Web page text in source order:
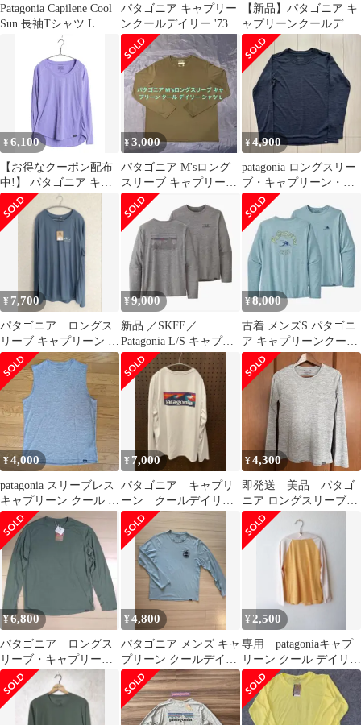
Patagonia Capilene Cool
Sun 長袖Tシャツ L
パタゴニア キャプリー
ンクールデイリー '73ス
カイライン S
【新品】パタゴニア キ
ャプリーンクールデイ
リー グラフィックシャ
ツ ロング
¥6,100
【お得なクーポン配布
中!】 パタゴニア キャ
プリーン 長袖 Tシャツ
レディース S / 19年製
アウトドア ロンT スト
レッチ アンダーシャツ
カットソー インナー パ
¥3,000
パタゴニア M'sロング
スリーブ キャプリーン
クール デイリー シャツ
L 黒
¥4,900
patagonia ロングスリー
ブ・キャプリーン・ク
ール・デイリー・シャ
ツ XS
¥ 7,700
パタゴニア ロングス
リーブ キャプリーン ク
ール トレイル グラフィ
ック シャツ
¥ 9,000
新品 ／SKFE／
Patagonia L/S キャプリ
ーン クールデイリー
¥ 8,000
古着 メンズS パタゴニ
ア キャプリーンクール
デイリー グラフィック
長袖 水色
¥4,000
patagonia スリーブレス
キャプリーン クール デ
イリー M グレー
¥ 7,000
パタゴニア キャプリ
ーン クールデイリ
ー・グラフィックシャ
ツ L ホワイト
¥4,300
即発送 美品 パタゴ
ニア ロングスリーブ・
キャプリーン・クー
ル・デイリー S
¥6,800
パタゴニア ロングス
リーブ・キャプリー
ン・クールトレイルシ
ャツM 長袖Tシャツ
¥4,800
パタゴニア メンズ キャ
プリーン クールデイリ
ーシャツ
¥ 2,500
専用 patagoniaキャプ
リーン クール デイリ
ー kids